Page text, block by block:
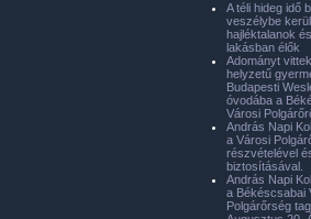
A téli hideg idő
veszélybe
hajléktalanok
lakásban élők
Adományt
helyzetű
Budapesti
óvodába a
Városi
András Napi
a Városi
részvételével
biztosításával.
András Napi
a Békéscsabai
Polgárőrség